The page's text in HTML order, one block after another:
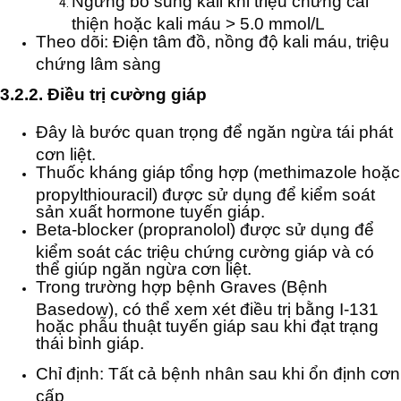
thiện hoặc kali máu > 5.0 mmol/L
Theo dõi: Điện tâm đồ, nồng độ kali máu, triệu
chứng lâm sàng
3.2.2. Điều trị cường giáp
Đây là bước quan trọng để ngăn ngừa tái phát
cơn liệt.
Thuốc kháng giáp tổng hợp (methimazole hoặc
propylthiouracil) được sử dụng để kiểm soát
sản xuất hormone tuyến giáp.
Beta-blocker (propranolol) được sử dụng để
kiểm soát các triệu chứng cường giáp và có
thể giúp ngăn ngừa cơn liệt.
Trong trường hợp bệnh Graves (Bệnh
Basedow), có thể xem xét điều trị bằng I-131
hoặc phẫu thuật tuyến giáp sau khi đạt trạng
thái bình giáp.
Chỉ định: Tất cả bệnh nhân sau khi ổn định cơn
cấp